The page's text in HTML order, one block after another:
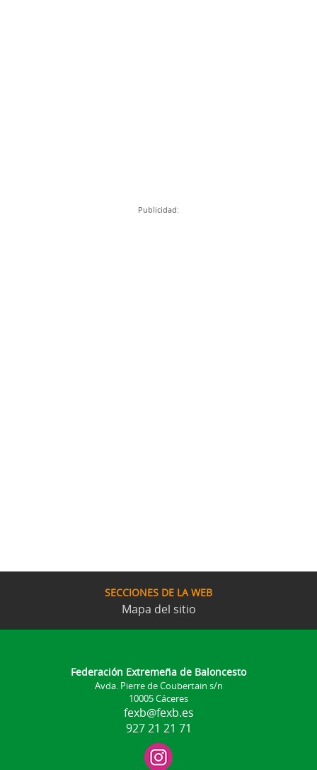
Publicidad:
SECCIONES DE LA WEB
Mapa del sitio
Federación Extremeña de Baloncesto
Avda. Pierre de Coubertain s/n
10005 Cáceres
fexb@fexb.es
927 21 21 71